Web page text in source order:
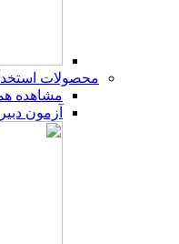
محصولات
مشاهده
آزمون